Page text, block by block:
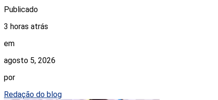
Publicado
3 horas atrás
em
agosto 5, 2026
por
Redação do blog